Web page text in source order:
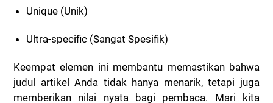
Unique (Unik)
Ultra-specific (Sangat Spesifik)
Keempat elemen ini membantu memastikan bahwa
judul artikel Anda tidak hanya menarik, tetapi juga
memberikan nilai nyata bagi pembaca. Mari kita